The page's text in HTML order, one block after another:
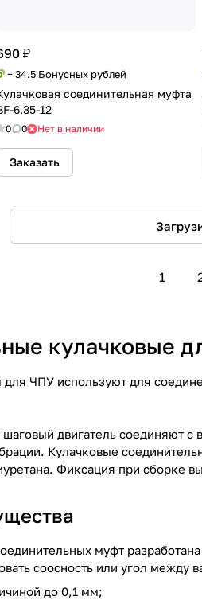
₽
+ 34.5 Бонусных рублей
соединительная муфта
6.35-12
0 0 Нет в наличии
Заказать
1
кулачковые
ЧПУ используют для
двигатель соединяют
Кулачковые
Фиксация при сборке
муфт
соосность или угол между
до 0,1 мм;